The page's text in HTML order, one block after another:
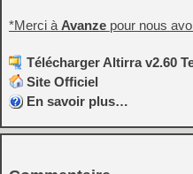
*Merci à Avanze pour nous
Télécharger Altirra v2.60
Site Officiel
En savoir plus…